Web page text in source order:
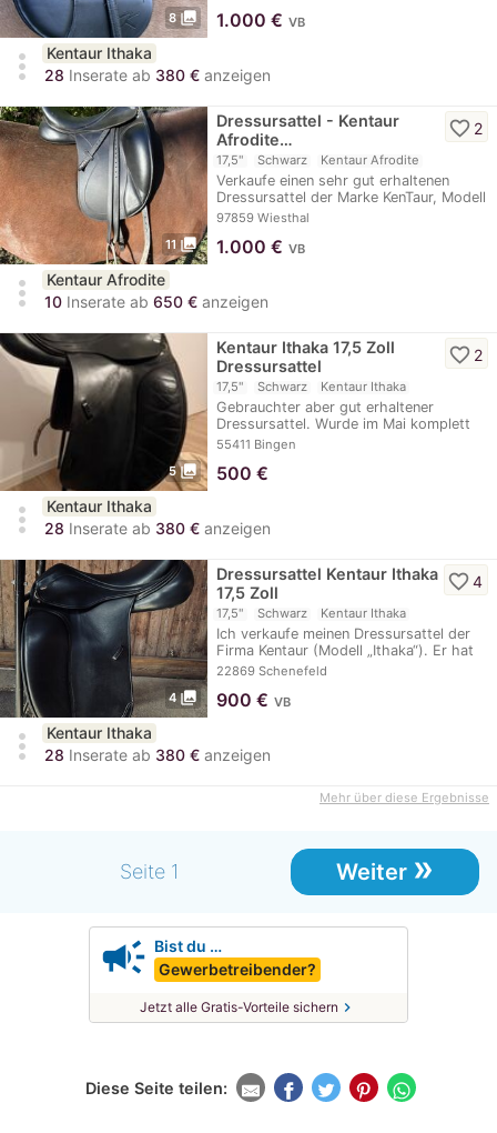
8 photo_library 1.000 € VB
more_vert
Kentaur Ithaka
28 Inserate ab 380 € anzeigen
11 photo_library
Dressursattel - Kentaur
Afrodite…
17,5" Schwarz Kentaur Afrodite
Verkaufe einen sehr gut erhaltenen
Dressursattel der Marke KenTaur, Modell
Afrodite,…
97859 Wiesthal
favorite_border 2
1.000 € VB
more_vert
Kentaur Afrodite
10 Inserate ab 650 € anzeigen
5 photo_library
Kentaur Ithaka 17,5 Zoll
Dressursattel
17,5" Schwarz Kentaur Ithaka
Gebrauchter aber gut erhaltener
Dressursattel. Wurde im Mai komplett
neu gepolstert,…
55411 Bingen
favorite_border 2
500 €
more_vert
Kentaur Ithaka
28 Inserate ab 380 € anzeigen
4 photo_library
Dressursattel Kentaur Ithaka
17,5 Zoll
17,5" Schwarz Kentaur Ithaka
Ich verkaufe meinen Dressursattel der
Firma Kentaur (Modell „Ithaka“). Er hat
eine…
22869 Schenefeld
favorite_border4
900 € VB
more_vert
Kentaur Ithaka
28 Inserate ab 380 € anzeigen
Mehr über diese Ergebnisse
Seite 1 Weiter »
campaign Bist du …
Gewerbetreibender?
Jetzt alle Gratis-Vorteile sichern chevron_right
Diese Seite teilen: